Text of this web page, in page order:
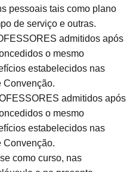
pessoais tais como plano
de serviço e outras.
admitidos após
o mesmo
estabelecidos nas
Convenção.
admitidos após
o mesmo
estabelecidos nas
Convenção.
como curso, nas